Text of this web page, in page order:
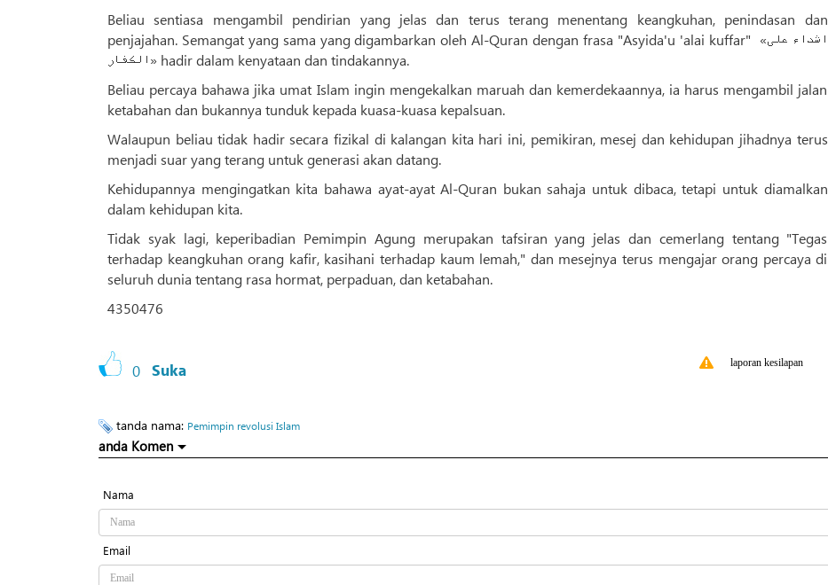
Beliau sentiasa mengambil pendirian yang jelas dan terus terang menentang keangkuhan, penindasan dan
penjajahan. Semangat yang sama yang digambarkan oleh Al-Quran dengan frasa "Asyida'u 'alai kuffar" «اشداء علی
الکفار» hadir dalam kenyataan dan tindakannya.
Beliau percaya bahawa jika umat Islam ingin mengekalkan maruah dan kemerdekaannya, ia harus mengambil jalan
ketabahan dan bukannya tunduk kepada kuasa-kuasa kepalsuan.
Walaupun beliau tidak hadir secara fizikal di kalangan kita hari ini, pemikiran, mesej dan kehidupan jihadnya terus
menjadi suar yang terang untuk generasi akan datang.
Kehidupannya mengingatkan kita bahawa ayat-ayat Al-Quran bukan sahaja untuk dibaca, tetapi untuk diamalkan
dalam kehidupan kita.
Tidak syak lagi, keperibadian Pemimpin Agung merupakan tafsiran yang jelas dan cemerlang tentang "Tegas
terhadap keangkuhan orang kafir, kasihani terhadap kaum lemah," dan mesejnya terus mengajar orang percaya di
seluruh dunia tentang rasa hormat, perpaduan, dan ketabahan.
4350476
0 Suka laporan kesilapan
tanda nama: Pemimpin revolusi Islam
anda Komen
Nama
Email